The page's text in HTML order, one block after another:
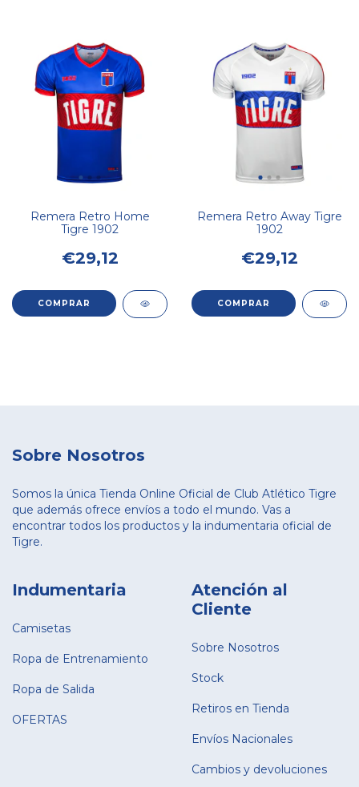
Remera Retro Home
Tigre 1902
€29,12
COMPRAR
Remera Retro Away Tigre
1902
€29,12
COMPRAR
Sobre Nosotros
Somos la única Tienda Online Oficial de Club Atlético Tigre
que además ofrece envíos a todo el mundo. Vas a
encontrar todos los productos y la indumentaria oficial de
Tigre.
Indumentaria
Camisetas
Ropa de Entrenamiento
Ropa de Salida
OFERTAS
Atención al
Cliente
Sobre Nosotros
Stock
Retiros en Tienda
Envíos Nacionales
Cambios y devoluciones